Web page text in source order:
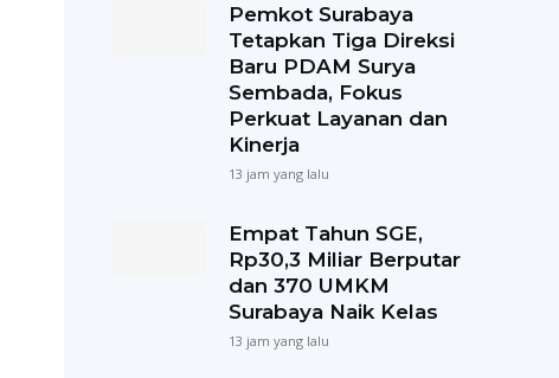
Pemkot Surabaya
Tetapkan Tiga Direksi
Baru PDAM Surya
Sembada, Fokus
Perkuat Layanan dan
Kinerja
13 jam yang lalu
Empat Tahun SGE,
Rp30,3 Miliar Berputar
dan 370 UMKM
Surabaya Naik Kelas
13 jam yang lalu